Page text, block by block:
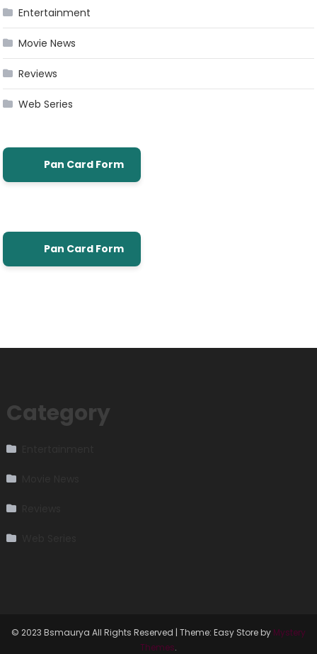
Entertainment
Movie News
Reviews
Web Series
Pan Card Form
Pan Card Form
Category
© 2023 Bsmaurya All Rights Reserved | Theme: Easy Store by Mystery
Themes.